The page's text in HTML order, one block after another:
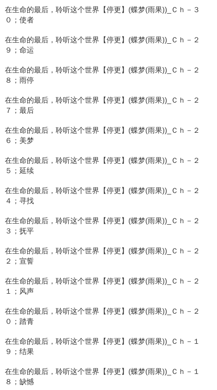
在生命的最后，聆听这个世界【停更】(蝶梦(雨果))_Ｃｈ－３
０；使者
在生命的最后，聆听这个世界【停更】(蝶梦(雨果))_Ｃｈ－２
９；命运
在生命的最后，聆听这个世界【停更】(蝶梦(雨果))_Ｃｈ－２
８；雨停
在生命的最后，聆听这个世界【停更】(蝶梦(雨果))_Ｃｈ－２
７；最后
在生命的最后，聆听这个世界【停更】(蝶梦(雨果))_Ｃｈ－２
６；美梦
在生命的最后，聆听这个世界【停更】(蝶梦(雨果))_Ｃｈ－２
５；延续
在生命的最后，聆听这个世界【停更】(蝶梦(雨果))_Ｃｈ－２
４；寻找
在生命的最后，聆听这个世界【停更】(蝶梦(雨果))_Ｃｈ－２
３；抚平
在生命的最后，聆听这个世界【停更】(蝶梦(雨果))_Ｃｈ－２
２；宣誓
在生命的最后，聆听这个世界【停更】(蝶梦(雨果))_Ｃｈ－２
１；风声
在生命的最后，聆听这个世界【停更】(蝶梦(雨果))_Ｃｈ－２
０；踏青
在生命的最后，聆听这个世界【停更】(蝶梦(雨果))_Ｃｈ－１
９；结果
在生命的最后，聆听这个世界【停更】(蝶梦(雨果))_Ｃｈ－１
８；缺憾